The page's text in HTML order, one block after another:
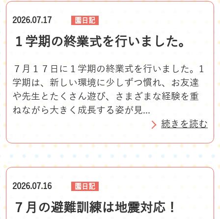
2026.07.17 園日記
１学期の終業式を行いました。
７月１７日に１学期の終業式を行いました。1
学期は、新しい環境に少しずつ慣れ、お友達
や先生とたくさん遊び、さまざまな経験を重
ねながら大きく成長する姿が見...
続きを読む
2026.07.16 園日記
７月の避難訓練は地震対応！